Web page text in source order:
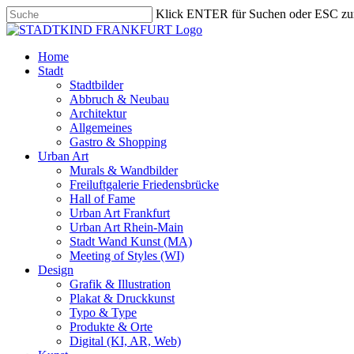
Skip
to
content
Klick ENTER für Suchen oder ESC
Close
search
Menu
Home
Stadt
Stadtbilder
Abbruch & Neubau
Architektur
Allgemeines
Gastro & Shopping
Urban Art
Murals & Wandbilder
Freiluftgalerie Friedensbrücke
Hall of Fame
Urban Art Frankfurt
Urban Art Rhein-Main
Stadt Wand Kunst (MA)
Meeting of Styles (WI)
Design
Grafik & Illustration
Plakat & Druckkunst
Typo & Type
Produkte & Orte
Digital (KI, AR, Web)